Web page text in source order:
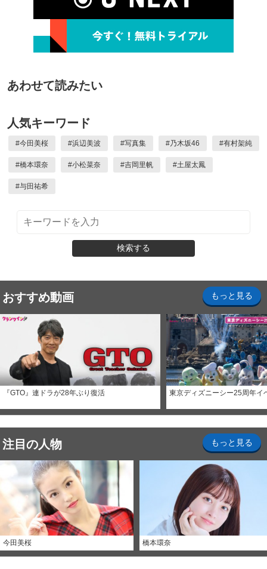
あわせて読みたい
人気キーワード
#今田美桜 #浜辺美波 #写真集 #乃木坂46 #有村架純
#橋本環奈 #小松菜奈 #吉岡里帆 #土屋太鳳
#与田祐希
検索する
おすすめ動画 もっと見る
『GTO』連ドラが28年ぶり復活 東京ディズニーシー25周年イ
注目の人物 もっと見る
今田美桜 橋本環奈